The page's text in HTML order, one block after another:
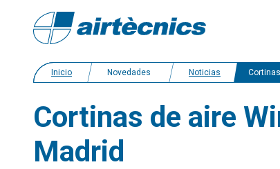
Inicio Novedades Noticias Cortinas de aire Windbox en un
Cortinas de aire
Madrid